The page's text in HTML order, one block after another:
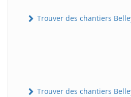
Trouver des chantiers
Trouver des chantiers